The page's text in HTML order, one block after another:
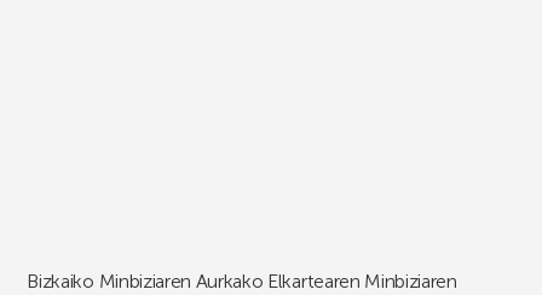
Bizkaiko Minbiziaren Aurkako Elkartearen Minbiziaren